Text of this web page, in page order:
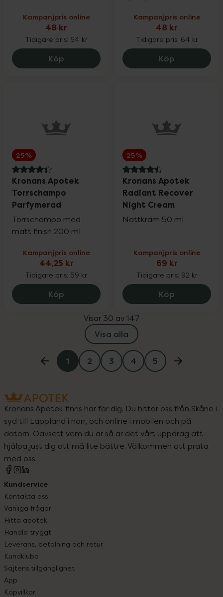
Kampanjpris online
48 kr
Tidigare pris: 64 kr
Köp Kronans Apotek Balsam Normalt, 48 kr.
Kampanjpris online
48 kr
Tidigare pris: 64 kr
Köp Kronans
25%
4.4 av 5 i omdöme
Kronans Apotek
Torrschampo
Parfymerad
Torrschampo med
matt finish 200 ml
Kampanjpris online
44,25 kr
Tidigare pris: 59 kr
Köp Kronans Apotek Torrschampo
25%
4.4 av 5 i omdöme
Kronans Apotek
Radiant Recover
Night Cream
Nattkräm 50 ml
Kampanjpris online
69 kr
Tidigare pris: 92 kr
Köp Kronans
Visar 30 av 147
Visa alla
1 2 3 4 5
Kronans Apotek finns här för dig. Du hittar oss från Skåne i
syd till Lappland i norr, och online i mobilen och på
datorn. Oavsett vem du är så är det vårt uppdrag att
hjälpa just dig att må lite bättre. Välkommen att prata
med oss.
Kundservice
Kontakta oss
Vanliga frågor
Hitta apotek
Handla tryggt
Leverans, betalning och retur
Kundklubb
Sajtens tillgänglighet
App
Köpvillkor